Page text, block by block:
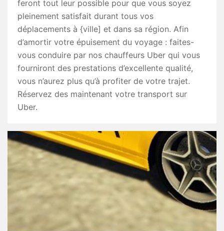
feront tout leur possible pour que vous soyez
pleinement satisfait durant tous vos
déplacements à {ville] et dans sa région. Afin
d’amortir votre épuisement du voyage : faites-
vous conduire par nos chauffeurs Uber qui vous
fourniront des prestations d’excellente qualité,
vous n’aurez plus qu’à profiter de votre trajet.
Réservez des maintenant votre transport sur
Uber.